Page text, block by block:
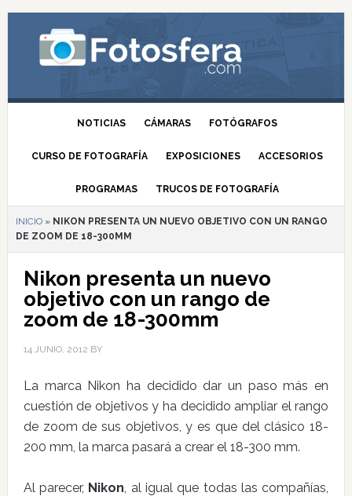
NOTICIAS CÁMARAS FOTÓGRAFOS
CURSO DE FOTOGRAFÍA EXPOSICIONES ACCESORIOS
PROGRAMAS TRUCOS DE FOTOGRAFÍA
INICIO» NIKON PRESENTA UN NUEVO OBJETIVO CON UN RANGO
DE ZOOM DE 18-300MM
Nikon presenta un nuevo
objetivo con un rango de
zoom de 18-300mm
14 JUNIO, 2012 BY
La marca Nikon ha decidido dar un paso más en
cuestión de objetivos y ha decidido ampliar el rango
de zoom de sus objetivos, y es que del clásico 18-
200 mm, la marca pasará a crear el 18-300 mm.
Al parecer, Nikon, al igual que todas las compañías,